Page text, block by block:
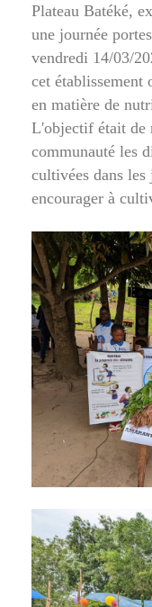
Plateau Batéké,
une journée
vendredi 14/03/
cet établissement
en matière de
L'objectif était de
communauté les
cultivées dans les
encourager à